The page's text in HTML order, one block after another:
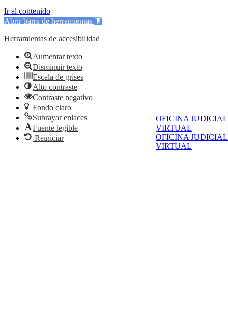
OFICINA JUDICIAL
VIRTUAL
OFICINA JUDICIAL
VIRTUAL
Ir al contenido
Abrir barra de herramientas
Herramientas de accesibilidad
Aumentar texto
Disminuir texto
Escala de grises
Alto contraste
Contraste negativo
Fondo claro
Subrayar enlaces
Fuente legible
Reiniciar